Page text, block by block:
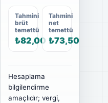
Tahmini
brüt
temettü
₺82,00
Tahmini
net
temettü
₺73,50
Hesaplama
bilgilendirme
amaçlıdır; vergi,